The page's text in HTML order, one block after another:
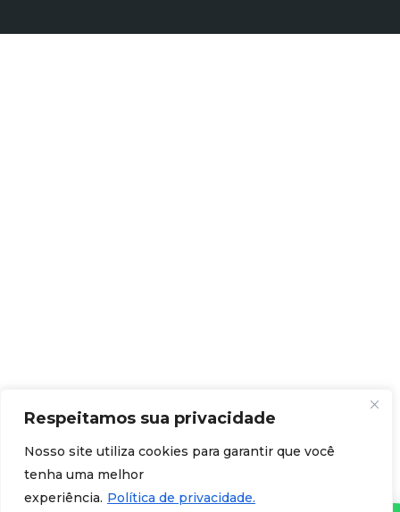
Respeitamos sua privacidade
Nosso site utiliza cookies para garantir que você
tenha uma melhor
experiência. Política de privacidade.